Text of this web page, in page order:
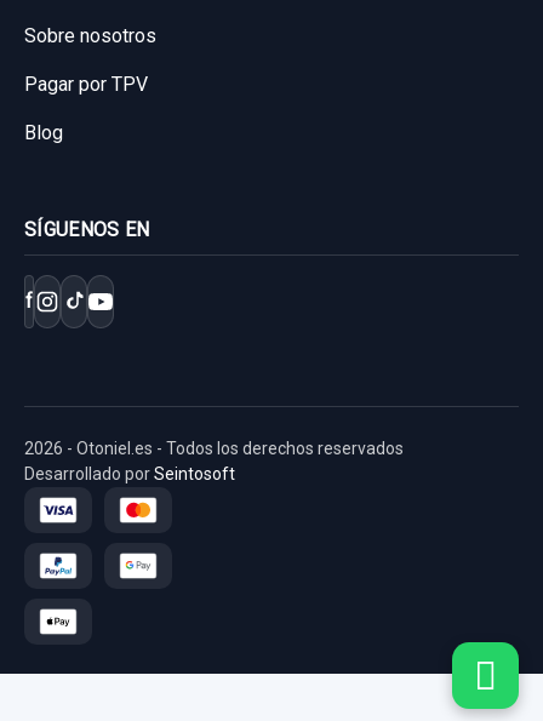
Sobre nosotros
Pagar por TPV
Blog
SÍGUENOS EN
f
2026 - Otoniel.es - Todos los derechos reservados
Desarrollado porSeintosoft